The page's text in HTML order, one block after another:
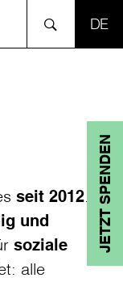
JETZT SPENDEN
seit 2012.
und
soziale
alle